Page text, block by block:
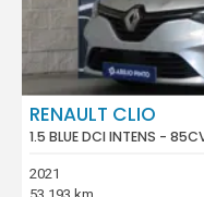
RENAULT CLIO
1.5 BLUE DCI INTENS -
2021